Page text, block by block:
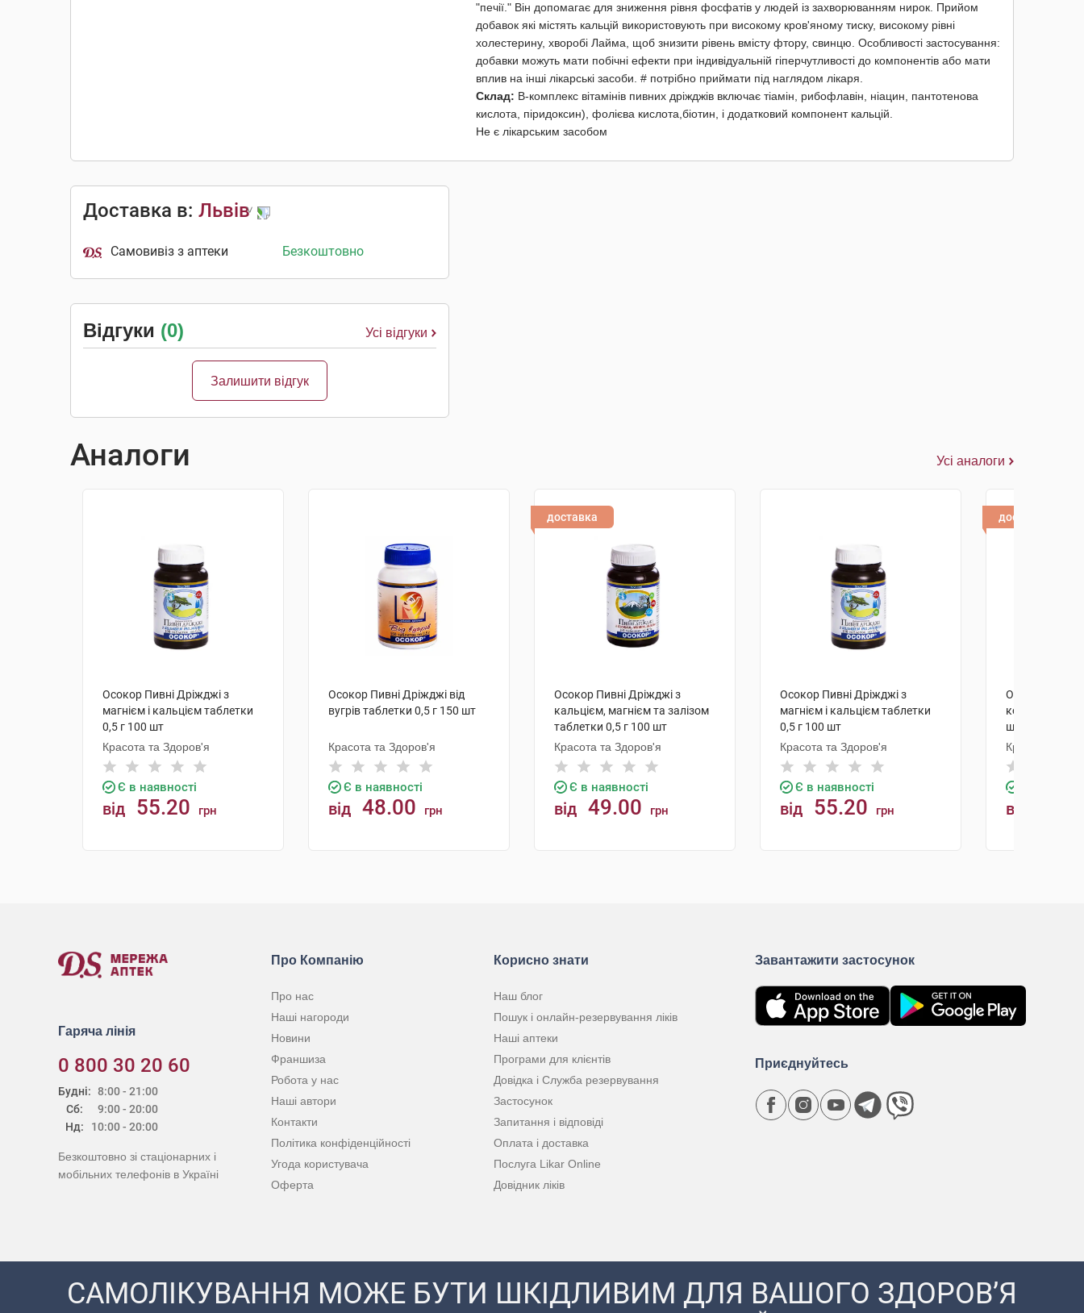
"печії." Він допомагає для зниження рівня фосфатів у людей із захворюванням нирок. Прийом
добавок які містять кальцій використовують при високому кров'яному тиску, високому рівні
холестерину, хворобі Лайма, щоб знизити рівень вмісту фтору, свинцю. Особливості застосування:
добавки можуть мати побічні ефекти при індивідуальній гіперчутливості до компонентів або мати
вплив на інші лікарські засоби. # потрібно приймати під наглядом лікаря.
Склад: B-комплекс вітамінів пивних дріжджів включає тіамін, рибофлавін, ніацин, пантотенова
кислота, піридоксин), фолієва кислота,біотин, і додатковий компонент кальцій.
Не є лікарським засобом
Доставка в: Львів
Самовивіз з аптеки Безкоштовно
Відгуки (0) Усі відгуки
Залишити відгук
Аналоги Усі аналоги
Осокор Пивні Дріжджі з
магнієм і кальцієм таблетки
0,5 г 100 шт
Красота та Здоров'я
Є в наявності
від 55.20 грн
Осокор Пивні Дріжджі від
вугрів таблетки 0,5 г 150 шт
Красота та Здоров'я
Є в наявності
від 48.00 грн
доставка
Осокор Пивні Дріжджі з
кальцієм, магнієм та залізом
таблетки 0,5 г 100 шт
Красота та Здоров'я
Є в наявності
від 49.00 грн
Осокор Пивні Дріжджі з
магнієм і кальцієм таблетки
0,5 г 100 шт
Красота та Здоров'я
Є в наявності
від 55.20 грн
доставка
Осокор Пивні
косметичні
шт
Красота та
від
Гаряча лінія
0 800 30 20 60
Будні:
Сб:
Нд:
8:00 - 21:00
9:00 - 20:00
10:00 - 20:00
Безкоштовно зі стаціонарних і
мобільних телефонів в Україні
Про Компанію
Про нас
Наші нагороди
Новини
Франшиза
Робота у нас
Наші автори
Контакти
Політика конфіденційності
Угода користувача
Оферта
Корисно знати
Наш блог
Пошук і онлайн-резервування ліків
Наші аптеки
Програми для клієнтів
Довідка і Служба резервування
Застосунок
Запитання і відповіді
Оплата і доставка
Послуга Likar Online
Довідник ліків
Завантажити застосунок
Приєднуйтесь
САМОЛІКУВАННЯ МОЖЕ БУТИ ШКІДЛИВИМ ДЛЯ ВАШОГО ЗДОРОВ’Я